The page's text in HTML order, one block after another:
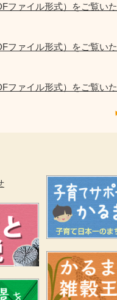
ファイル形式）をご覧いた
ファイル形式）をご覧いた
ファイル形式）をご覧いた